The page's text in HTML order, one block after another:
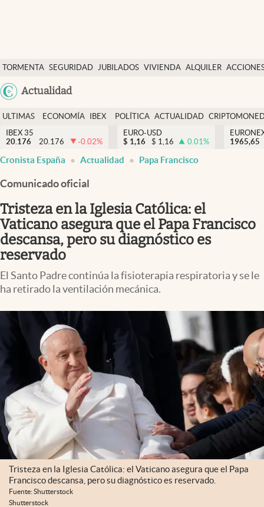
TORMENTA SEGURIDAD JUBILADOS VIVIENDA ALQUILER
USA
Actualidad
Economía y finanzas
Política
Actualidad
Criptomonedas
España
ULTIMAS
NOTICIAS
ECONOMÍA
FINANZAS
IBEX
EURO
POLÍTICA ACTUALIDAD
IBEX 35
20.176
20.176 -0.02%
EURO-USD
$ 1,16 $ 1,16 0.01%
1965,65
Cronista España Actualidad Papa Francisco
Comunicado oficial
Tristeza en la Iglesia Católica: el
Vaticano asegura que el Papa Francisco
descansa, pero su diagnóstico es
reservado
El Santo Padre continúa la fisioterapia respiratoria y se le
ha retirado la ventilación mecánica.
Tristeza en la Iglesia Católica: el Vaticano asegura que el Papa
Francisco descansa, pero su diagnóstico es reservado.
Fuente: Shutterstock
Shutterstock